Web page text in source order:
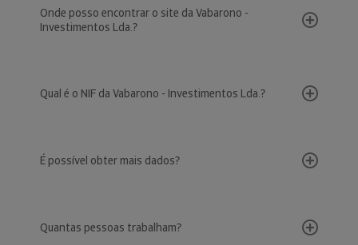
Onde posso encontrar o site da Vabarono -
Investimentos Lda.?
Qual é o NIF da Vabarono - Investimentos Lda.?
É possível obter mais dados?
Quantas pessoas trabalham?